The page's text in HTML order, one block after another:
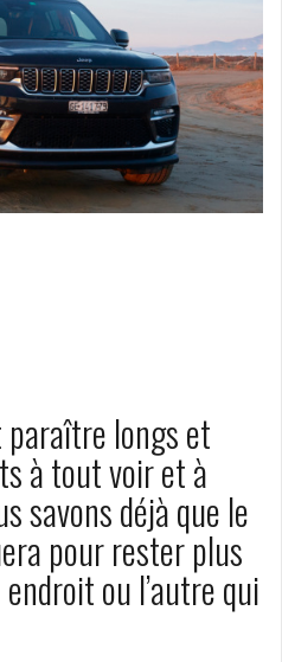
longs et
à tout voir et à
savons déjà que le
pour rester plus
ou l’autre qui